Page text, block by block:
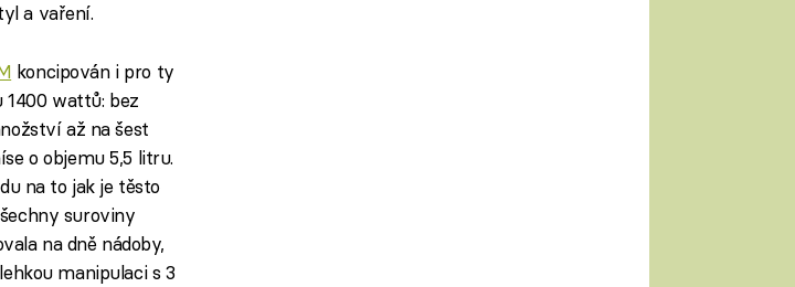
a vaření.
koncipován i pro ty
1400 wattů: bez
až na šest
o objemu 5,5 litru.
na to jak je těsto
suroviny
na dně nádoby,
manipulaci s 3